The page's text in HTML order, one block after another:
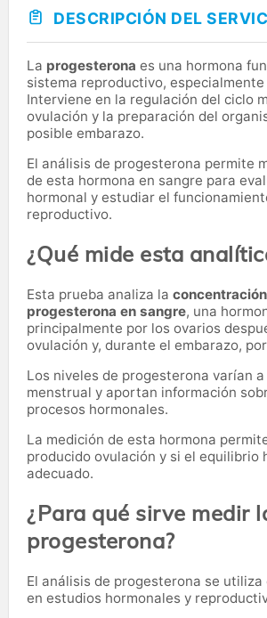
DESCRIPCIÓN DEL
La progesterona es una hormona
sistema reproductivo, especialmente
Interviene en la regulación del ciclo
ovulación y la preparación del
posible embarazo.
El análisis de progesterona permite
de esta hormona en sangre para
hormonal y estudiar el
reproductivo.
¿Qué mide esta
Esta prueba analiza la
progesterona en sangre, una
principalmente por los ovarios
ovulación y, durante el embarazo,
Los niveles de progesterona varían
menstrual y aportan información
procesos hormonales.
La medición de esta hormona
producido ovulación y si el equilibrio
adecuado.
¿Para qué sirve medir
progesterona?
El análisis de progesterona se utiliza
en estudios hormonales y